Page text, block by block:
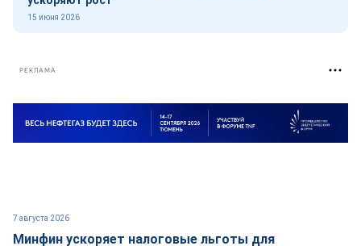
15 июня 2026
РЕКЛАМА
7 августа 2026
Минфин ускоряет налоговые льготы для